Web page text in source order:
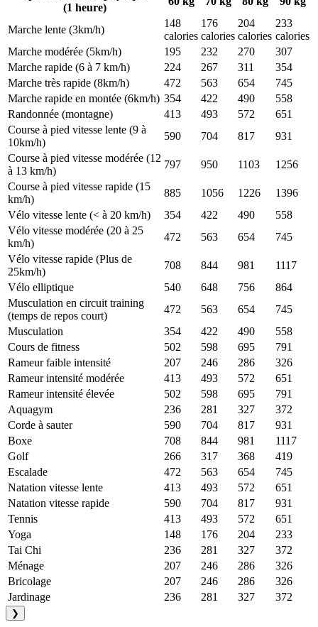
(1 heure)
Marche lente (3km/h)
148
calories
176
calories
204
calories
233
calories
Marche modérée (5km/h)
195 232 270
307
Marche rapide (6 à 7 km/h)
224 267 311
354
Marche très rapide (8km/h)
472 563 654
745
Marche rapide en montée (6km/h) 354 422 490
558
Randonnée (montagne)
413 493 572
651
Course à pied vitesse lente (9 à
10km/h)
590 704 817
931
Course à pied vitesse modérée (12
à 13 km/h)
797 950 1103
1256
Course à pied vitesse rapide (15
km/h)
885 1056 1226
1396
Vélo vitesse lente (< à 20 km/h)
354 422 490
558
Vélo vitesse modérée (20 à 25
km/h)
472 563 654
745
Vélo vitesse rapide (Plus de
25km/h)
708 844 981
1117
Vélo elliptique
540 648 756
864
Musculation en circuit training
(temps de repos court)
472 563 654
745
Musculation
354 422 490
558
Cours de fitness
502 598 695
791
Rameur faible intensité
207 246 286
326
Rameur intensité modérée
413 493 572
651
Rameur intensité élevée
502 598 695
791
Aquagym
236 281 327
372
Corde à sauter
590 704 817
931
Boxe
708 844 981
1117
Golf
266 317 368
419
Escalade
472 563 654
745
Natation vitesse lente
413 493 572
651
Natation vitesse rapide
590 704 817
931
Tennis
413 493 572
651
Yoga
148 176 204
233
Tai Chi
236 281 327
372
Ménage
207 246 286
326
Bricolage
207 246 286
326
Jardinage
236 281 327 372
❯